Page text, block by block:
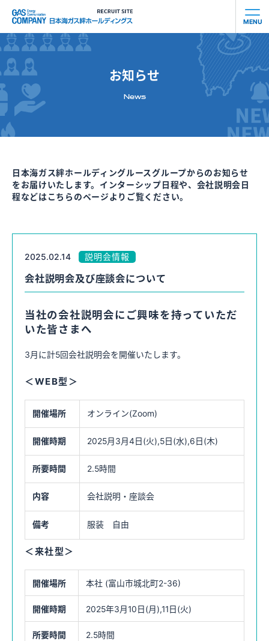
会社を知る
社員を知る
お知らせ
募集要項
キャリア採用情報
エントリーはマイナビより受け付けております。（サプラのみ）
エントリーはマイナビより受け付けております。
MENU
お知らせ
News
日本海ガス絆ホールディングルースグループからのお知らせ
をお届けいたします。インターシップ日程や、会社説明会日
程などはこちらのページよりご覧ください。
2025.02.14 説明会情報
会社説明会及び座談会について
当社の会社説明会にご興味を持っていただ
いた皆さまへ
3月に計5回会社説明会を開催いたします。
＜WEB型＞
開催場所 オンライン(Zoom)
開催時期 2025月3月4日(火),5日(水),6日(木)
所要時間 2.5時間
内容 会社説明・座談会
備考 服装 自由
＜来社型＞
開催場所 本社 (富山市城北町2-36)
開催時期 2025年3月10日(月),11日(火)
所要時間 2.5時間